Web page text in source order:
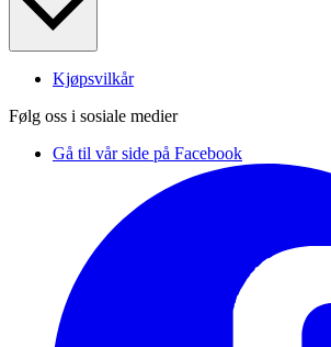
Kjøpsvilkår
Følg oss i sosiale medier
Gå til vår side på Facebook